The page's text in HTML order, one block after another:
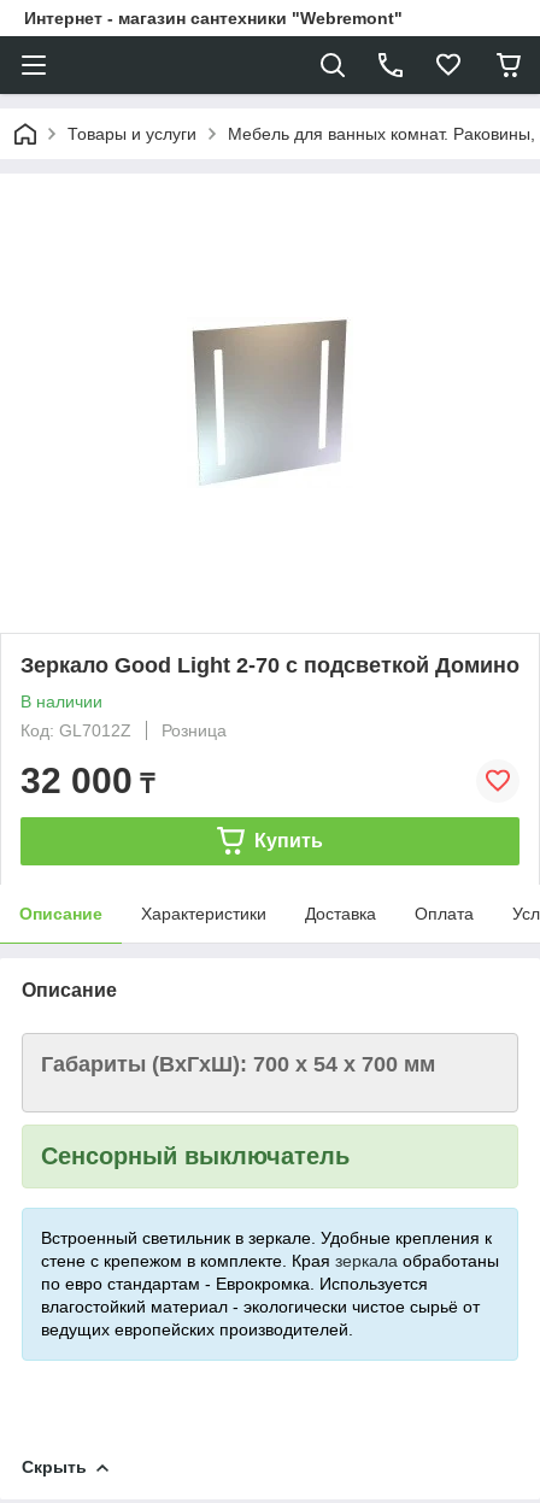
Интернет - магазин сантехники "Webremont"
Товары и услуги Мебель для ванных комнат.
Зеркало Good Light 2-70 с подсветкой Домино
В наличии
Код: GL7012Z
Розница
32 000 ₸
Купить
Описание Характеристики Доставка Оплата
Описание
Габариты (ВxГxШ): 700 x 54 x 700 мм
Сенсорный выключатель
Встроенный светильник в зеркале. Удобные крепления к
стене с крепежом в комплекте. Края зеркала обработаны
по евро стандартам - Еврокромка. Используется
влагостойкий материал - экологически чистое сырьё от
ведущих европейских производителей.
Скрыть